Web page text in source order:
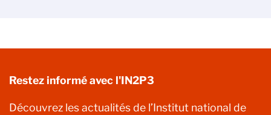
Restez informé avec l'IN2P3
Découvrez les actualités de l’Institut national de